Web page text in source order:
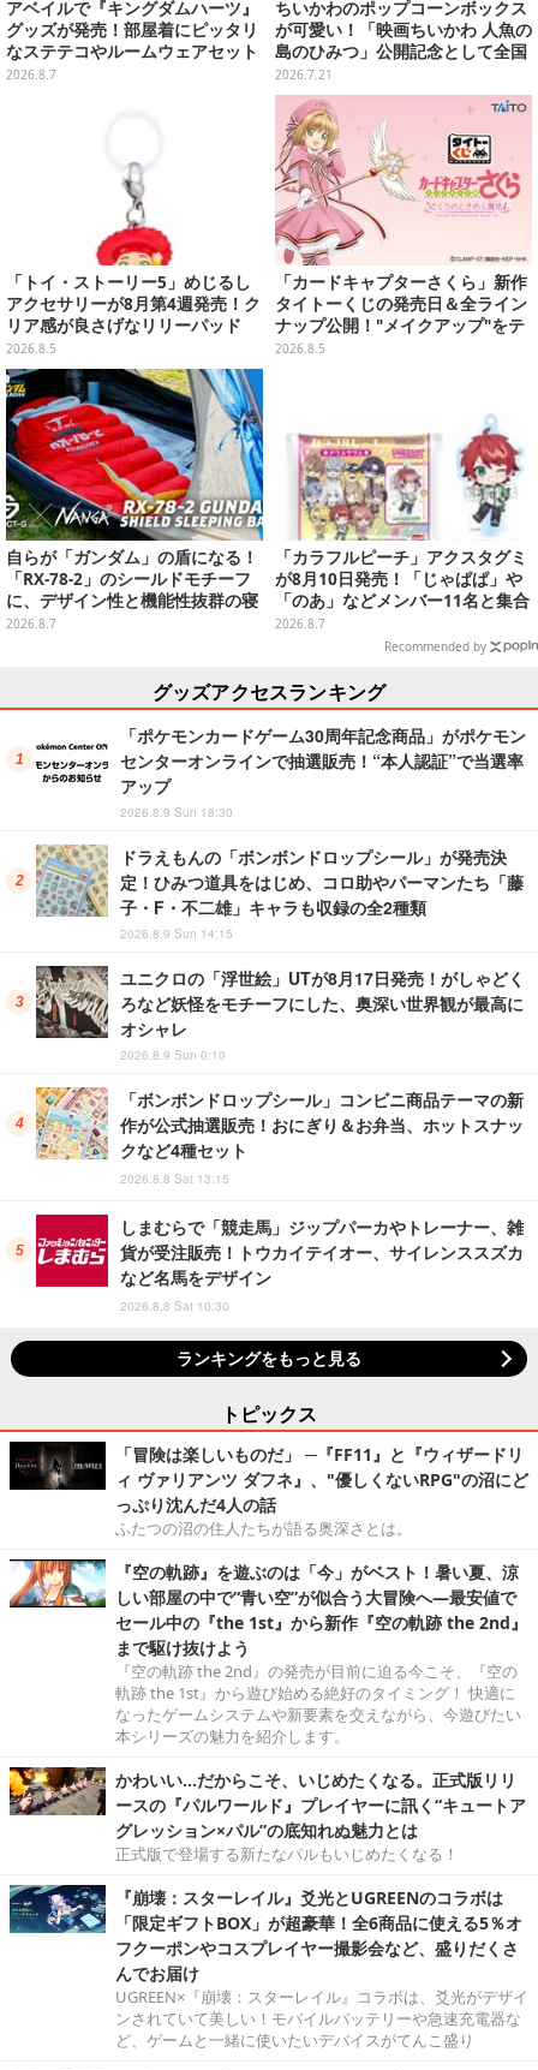
アベイルで『キングダムハーツ』
グッズが発売！部屋着にピッタリ
なステテコやルームウェアセット
2026.8.7
ちいかわのポップコーンボックス
が可愛い！「映画ちいかわ 人魚の
島のひみつ」公開記念として全国
劇場で販売決定、セイレーンドリ
ンクカップホルダーも
2026.7.21
「トイ・ストーリー5」めじるし
アクセサリーが8月第4週発売！ク
リア感が良さげなリリーパッド
や、ジェシーなど全5種ラインナ
ップ
2026.8.5
「カードキャプターさくら」新作
タイトーくじの発売日＆全ライン
ナップ公開！"メイクアップ"をテ
ーマに、日常でも使いたくなるア
2026.8.5
自らが「ガンダム」の盾になる！
「RX-78-2」のシールドモチーフ
に、デザイン性と機能性抜群の寝
袋がプレバンで2次予約
2026.8.7
「カラフルピーチ」アクスタグミ
が8月10日発売！「じゃぱぱ」や
「のあ」などメンバー11名と集合
デザイン全15種、ボールチェーン
付きでアクセサリーにも
2026.8.7
Recommended by
グッズアクセスランキング
「ポケモンカードゲーム30周年記念商品」がポケモン
センターオンラインで抽選販売！“本人認証”で当選率
アップ
2026.8.9 Sun 18:30
ドラえもんの「ボンボンドロップシール」が発売決
定！ひみつ道具をはじめ、コロ助やパーマンたち「藤
子・F・不二雄」キャラも収録の全2種類
2026.8.9 Sun 14:15
ユニクロの「浮世絵」UTが8月17日発売！がしゃどく
ろなど妖怪をモチーフにした、奥深い世界観が最高に
オシャレ
2026.8.9 Sun 0:10
「ボンボンドロップシール」コンビニ商品テーマの新
作が公式抽選販売！おにぎり＆お弁当、ホットスナッ
クなど4種セット
2026.8.8 Sat 13:15
しまむらで「競走馬」ジップパーカやトレーナー、雑
貨が受注販売！トウカイテイオー、サイレンススズカ
など名馬をデザイン
2026.8.8 Sat 10:30
ランキングをもっと見る
トピックス
「冒険は楽しいものだ」 ─『FF11』と『ウィザードリ
ィ ヴァリアンツ ダフネ』、"優しくないRPG"の沼にど
っぷり沈んだ4人の話
ふたつの沼の住人たちが語る奥深さとは。
『空の軌跡』を遊ぶのは「今」がベスト！暑い夏、涼
しい部屋の中で“青い空”が似合う大冒険へ―最安値で
セール中の『the 1st』から新作『空の軌跡 the 2nd』
まで駆け抜けよう
『空の軌跡 the 2nd』の発売が目前に迫る今こそ、『空の
軌跡 the 1st』から遊び始める絶好のタイミング！ 快適に
なったゲームシステムや新要素を交えながら、今遊びたい
本シリーズの魅力を紹介します。
かわいい…だからこそ、いじめたくなる。正式版リリ
ースの『パルワールド』プレイヤーに訊く“キュートア
グレッション×パル”の底知れぬ魅力とは
正式版で登場する新たなパルもいじめたくなる！
『崩壊：スターレイル』爻光とUGREENのコラボは
「限定ギフトBOX」が超豪華！全6商品に使える5％オ
フクーポンやコスプレイヤー撮影会など、盛りだくさ
んでお届け
UGREEN×『崩壊：スターレイル』コラボは、爻光がデザイ
ンされていて美しい！モバイルバッテリーや急速充電器な
ど、ゲームと一緒に使いたいデバイスがてんこ盛り